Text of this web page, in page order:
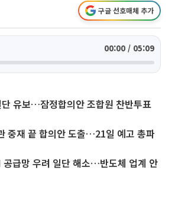
구글 선호매체 추가
00:00 / 05:09
유보…잠정합의안 조합원 찬반투표
중재 끝 합의안 도출…21일 예고 총파
공급망 우려 일단 해소…반도체 업계 안